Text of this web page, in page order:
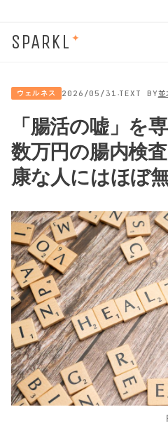
SPARKL ✦
ウェルネス 2026/05/31 ·TEXT BY並
「腸活の嘘」を
数万円の腸内検
康な人にはほぼ